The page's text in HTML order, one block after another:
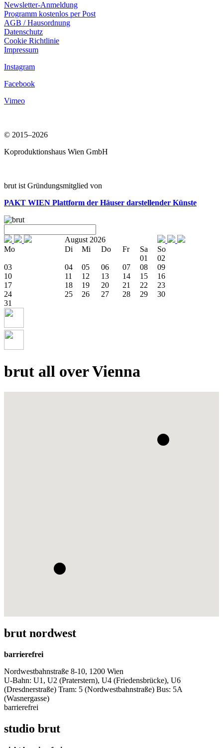
Newsletter-Anmeldung
Programm kostenlos per Post
AGB / Hausordnung
Datenschutz
Cookie Richtlinie
Impressum
Instagram
Facebook
Vimeo
© 2015–2026
Koproduktionshaus Wien GmbH
brut ist Gründungsmitglied von
PAKT WIEN Plattform der Häuser darstellender Künste
August 2026
Mo
Di Mi Do Fr Sa
So
01
02
03
04 05 06 07 08
09
10
11 12 13 14 15
16
17
18 19 20 21 22
23
24
25 26 27 28 29
30
31
brut all over Vienna
brut nordwest
barrierefrei
Nordwestbahnstraße 8-10, 1200 Wien
U-Bahn: U1, U2 (Praterstern), U4 (Friedensbrücke), U6
(Dresdnerstraße) Tram: 5 (Nordwestbahnstraße) Bus: 5A
(Wasnergasse)
barrierefrei
studio brut